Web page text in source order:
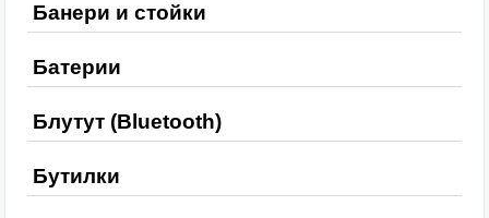
Банери и стойки
Батерии
Блутут (Bluetooth)
Бутилки